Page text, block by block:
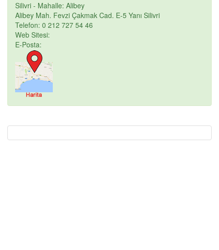
Silivri - Mahalle: Alibey
Alibey Mah. Fevzi Çakmak Cad. E-5 Yanı Silivri
Telefon: 0 212 727 54 46
Web Sitesi:
E-Posta: